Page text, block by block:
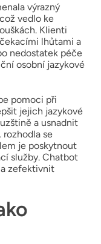
výrazný
vedlo ke
Klienti
lhůtami a
nedostatek péče
osobní jazykové
pomoci při
jejich jazykové
a usnadnit
se
je poskytnout
služby. Chatbot
zefektivnit